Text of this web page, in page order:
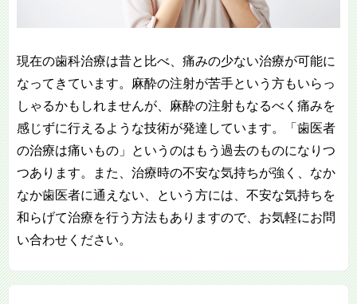
現在の歯科治療は昔と比べ、痛みの少ない治療が可能に
なってきています。麻酔の注射が苦手という方もいらっ
しゃるかもしれませんが、麻酔の注射もなるべく痛みを
感じずに行えるような技術が発達しています。「歯医者
の治療は痛いもの」というのはもう過去のものになりつ
つあります。また、治療時の不安な気持ちが強く、なか
なか歯医者に通えない、という方には、不安な気持ちを
和らげて治療を行う方法もありますので、お気軽にお問
い合わせください。